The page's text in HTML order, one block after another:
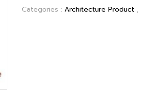
Categories : Architecture Product ,